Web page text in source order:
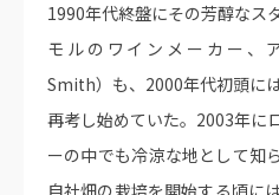
1990年代終盤にその芳醇なス
モルのワインメーカー、
Smith）も、2000年代初頭に
再考し始めていた。2003年に
ーの中でも冷涼な地として知